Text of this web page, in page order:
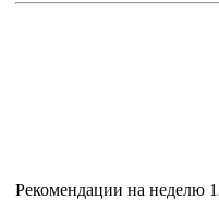
Рекомендации на неделю